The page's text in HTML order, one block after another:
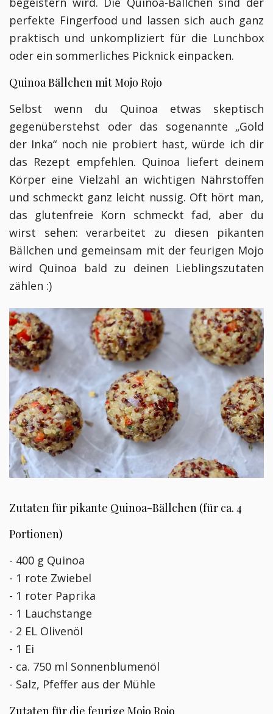
perfekte Fingerfood und lassen sich auch ganz
praktisch und unkompliziert für die Lunchbox
oder ein sommerliches Picknick einpacken.
Quinoa Bällchen mit Mojo Rojo
Selbst wenn du Quinoa etwas skeptisch
gegenüberstehst oder das sogenannte „Gold
der Inka“ noch nie probiert hast, würde ich dir
das Rezept empfehlen. Quinoa liefert deinem
Körper eine Vielzahl an wichtigen Nährstoffen
und schmeckt ganz leicht nussig. Oft hört man,
das glutenfreie Korn schmeckt fad, aber du
wirst sehen: verarbeitet zu diesen pikanten
Bällchen und gemeinsam mit der feurigen Mojo
wird Quinoa bald zu deinen Lieblingszutaten
zählen :)
Zutaten für pikante Quinoa-Bällchen (für ca. 4
Portionen)
- 400 g Quinoa
- 1 rote Zwiebel
- 1 roter Paprika
- 1 Lauchstange
- 2 EL Olivenöl
- 1 Ei
- ca. 750 ml Sonnenblumenöl
- Salz, Pfeffer aus der Mühle
Zutaten für die feurige Mojo Rojo